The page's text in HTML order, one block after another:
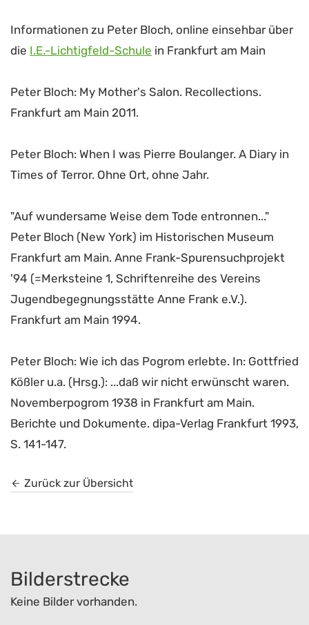
Informationen zu Peter Bloch, online einsehbar über
die I.E.-Lichtigfeld-Schule in Frankfurt am Main
Peter Bloch: My Mother's Salon. Recollections.
Frankfurt am Main 2011.
Peter Bloch: When I was Pierre Boulanger. A Diary in
Times of Terror. Ohne Ort, ohne Jahr.
"Auf wundersame Weise dem Tode entronnen..."
Peter Bloch (New York) im Historischen Museum
Frankfurt am Main. Anne Frank-Spurensuchprojekt
'94 (=Merksteine 1, Schriftenreihe des Vereins
Jugendbegegnungsstätte Anne Frank e.V.).
Frankfurt am Main 1994.
Peter Bloch: Wie ich das Pogrom erlebte. In: Gottfried
Kößler u.a. (Hrsg.): ...daß wir nicht erwünscht waren.
Novemberpogrom 1938 in Frankfurt am Main.
Berichte und Dokumente. dipa-Verlag Frankfurt 1993,
S. 141-147.
Zurück zur Übersicht
Bilderstrecke
Keine Bilder vorhanden.